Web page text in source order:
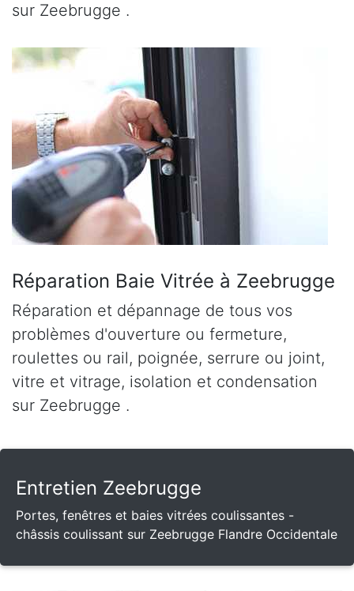
sur Zeebrugge .
Réparation Baie Vitrée à Zeebrugge
Réparation et dépannage de tous vos
problèmes d'ouverture ou fermeture,
roulettes ou rail, poignée, serrure ou joint,
vitre et vitrage, isolation et condensation
sur Zeebrugge .
Entretien Zeebrugge
Portes, fenêtres et baies vitrées coulissantes -
châssis coulissant sur Zeebrugge Flandre Occidentale